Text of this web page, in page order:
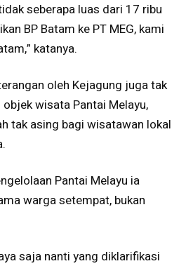
seberapa luas dari 17 ribu
BP Batam ke PT MEG, kami
katanya.
oleh Kejagung juga tak
wisata Pantai Melayu,
tak asing bagi wisatawan lokal
Pantai Melayu ia
warga setempat, bukan
saja nanti yang diklarifikasi